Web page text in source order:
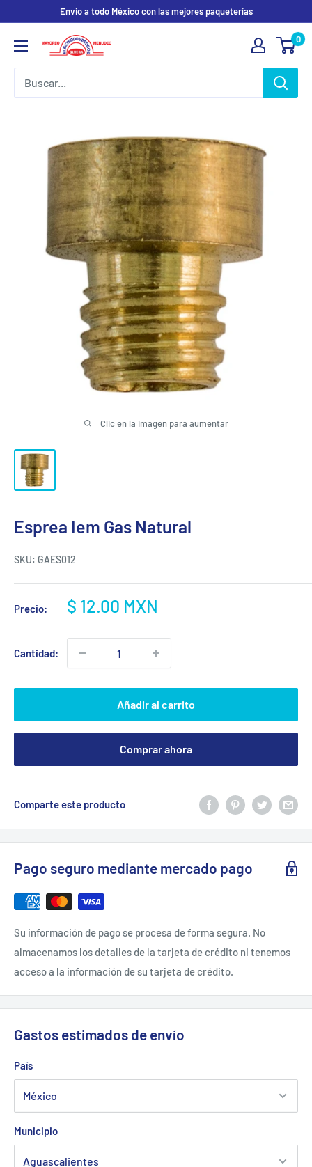
contenido
Envio a todo México con las mejores paqueterías
Electrodomesticos
0
Clic en la imagen para aumentar
Esprea Iem Gas Natural
SKU: GAES012
Precio:
Precio
venta
$ 12.00 MXN
Cantidad:
Añadir al carrito
Comprar ahora
Comparte este producto
Pago seguro mediante mercado pago
Su información de pago se procesa de forma segura. No
almacenamos los detalles de la tarjeta de crédito ni tenemos
acceso a la información de su tarjeta de crédito.
Gastos estimados de envío
País
Municipio